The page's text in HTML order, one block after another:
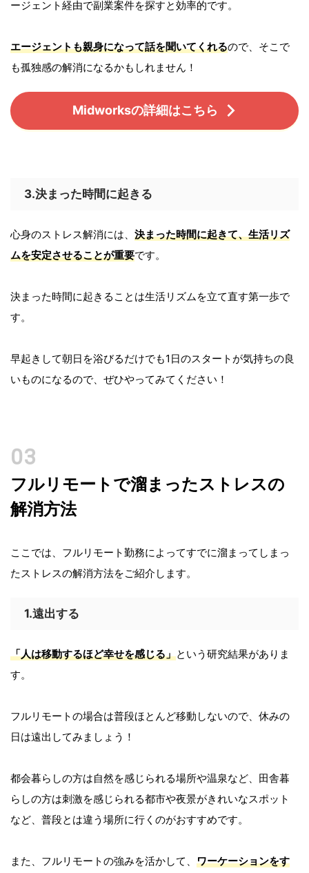
ージェント経由で副業案件を探すと効率的です。
エージェントも親身になって話を聞いてくれるので、そこで
も孤独感の解消になるかもしれません！
Midworksの詳細はこちら
3.決まった時間に起きる
心身のストレス解消には、 決まった時間に起きて、生活リズ
ムを安定させることが重要です。
決まった時間に起きることは生活リズムを立て直す第一歩で
す。
早起きして朝日を浴びるだけでも1日のスタートが気持ちの良
いものになるので、ぜひやってみてください！
フルリモートで溜まったストレスの
解消方法
ここでは、フルリモート勤務によってすでに溜まってしまっ
たストレスの解消方法をご紹介します。
1.遠出する
「人は移動するほど幸せを感じる」という研究結果がありま
す。
フルリモートの場合は普段ほとんど移動しないので、休みの
日は遠出してみましょう！
都会暮らしの方は自然を感じられる場所や温泉など、田舎暮
らしの方は刺激を感じられる都市や夜景がきれいなスポット
など、普段とは違う場所に行くのがおすすめです。
また、フルリモートの強みを活かして、 ワーケーションをす